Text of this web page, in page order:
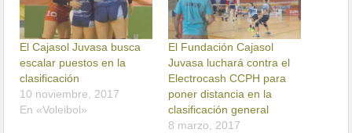
El Cajasol Juvasa busca
escalar puestos en la
clasificación
10 noviembre, 2017
En «Voleibol»
El Fundación Cajasol
Juvasa luchará contra el
Electrocash CCPH para
poner distancia en la
clasificación general
8 marzo, 2017